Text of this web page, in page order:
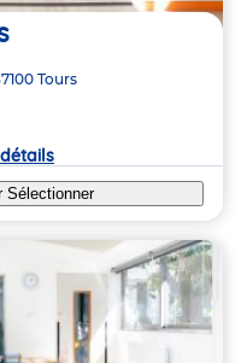
Tours
Sélectionner